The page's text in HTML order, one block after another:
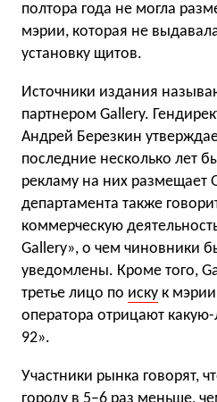
полтора года не могла
мэрии, которая не
установку щитов.
Источники издания
партнером Gallery.
Андрей Березкин
последние несколько лет
рекламу на них размещает
департамента также
коммерческую
Gallery», о чем чиновники
уведомлены. Кроме того,
третье лицо по иску к
оператора отрицают
92».
Участники рынка говорят,